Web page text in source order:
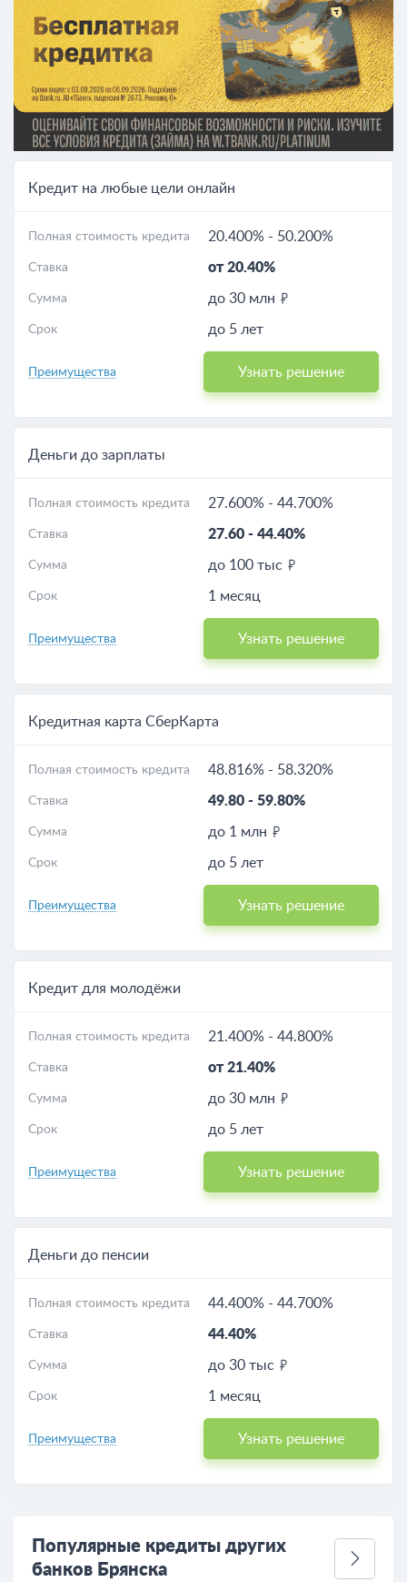
Кредит на любые цели онлайн
Полная стоимость кредита 20.400% - 50.200%
Ставка от 20.40%
Сумма до 30 млн
Срок до 5 лет
Преимущества Узнать решение
Деньги до зарплаты
Полная стоимость кредита 27.600% - 44.700%
Ставка 27.60 - 44.40%
Сумма до 100 тыс
Срок 1 месяц
Преимущества Узнать решение
Кредитная карта СберКарта
Полная стоимость кредита 48.816% - 58.320%
Ставка 49.80 - 59.80%
Сумма до 1 млн
Срок до 5 лет
Преимущества Узнать решение
Кредит для молодёжи
Полная стоимость кредита 21.400% - 44.800%
Ставка от 21.40%
Сумма до 30 млн
Срок до 5 лет
Преимущества Узнать решение
Деньги до пенсии
Полная стоимость кредита 44.400% - 44.700%
Ставка 44.40%
Сумма до 30 тыс
Срок 1 месяц
Преимущества Узнать решение
Популярные кредиты других
банков Брянска